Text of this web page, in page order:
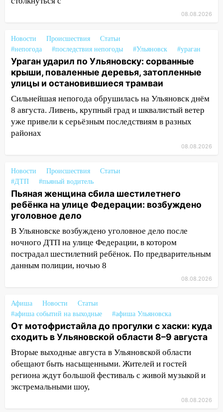
Куда жаловаться ульяновцам на
после непогоды
13:59 В Новом городе ураганным
ветром сорвало опалубку со
строящегося дома
13:54 В мэрии Ульяновска рассказали,
как устраняют последствия мощного
шторма
13:49
Ульяновск: дерево рухнуло на дом на
13:47
На Нижней Террасе мощным
ветром вырвало дерево с корнем
13:46 Сильный ветер сорвал крышу с
СТО на проспекте Созидателей
13:35 Непогода продолжает бить по
транспорту: в Ульяновске трамвай
сошёл с рельсов
13:17
Непогода в Ульяновске не
закончится сегодня: сильные ливни
сохранятся 9 августа
13:15
Трижды «брал в долг» без спроса:
житель Вешкаймского района похитил у
знакомого 191 тысячу рублей
13:14 Ураган оторвал светофор на
08.08.2026
Новости Происшествия
Статьи
#непогода
#последствия непогоды #Ульяновск #ураган
Ураган ударил по Ульяновску: сорванные
крыши, поваленные деревья, затопленные
улицы и остановившиеся трамваи
Сильнейшая непогода обрушилась на Ульяновск днём
8 августа. Ливень, крупный град и шквалистый ветер
уже привели к серьёзным последствиям в разных
районах
08.08.2026
Новости Происшествия
Статьи
#ДТП
#пьяный водитель
Пьяная женщина сбила шестилетнего
ребёнка на улице Федерации: возбуждено
уголовное дело
В Ульяновске возбуждено уголовное дело после
ночного ДТП на улице Федерации, в котором
пострадал шестилетний ребёнок. По предварительным
данным полиции, ночью 8
08.08.2026
Афиша Новости
Статьи
#афиша событий на выходные
#афиша Ульяновска
От мотофристайла до прогулки с хаски: куда
сходить в Ульяновской области 8–9 августа
Вторые выходные августа в Ульяновской области
обещают быть насыщенными. Жителей и гостей
региона ждут большой фестиваль с живой музыкой и
экстремальными шоу,
08.08.2026